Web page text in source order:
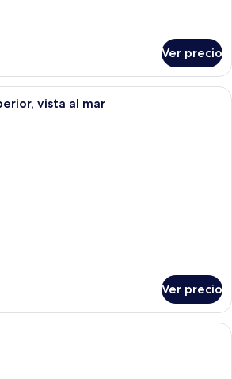
Ver precio
Un dormitorio con cama, ventana
vista al mar
Ver precio